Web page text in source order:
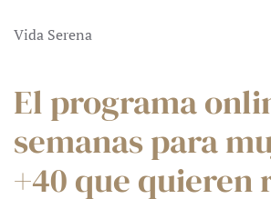
Vida Serena
El programa
semanas para
+40 que quieren